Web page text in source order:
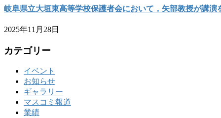
岐阜県立大垣東高等学校保護者会において，矢部教授が講演
2025年11月28日
カテゴリー
イベント
お知らせ
ギャラリー
マスコミ報道
業績